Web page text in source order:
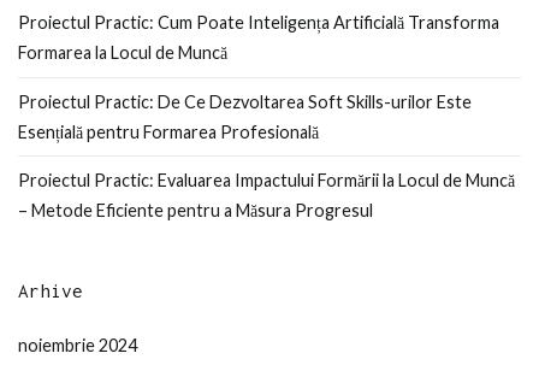
Proiectul Practic: Cum Poate Inteligența Artificială Transforma
Formarea la Locul de Muncă
Proiectul Practic: De Ce Dezvoltarea Soft Skills-urilor Este
Esențială pentru Formarea Profesională
Proiectul Practic: Evaluarea Impactului Formării la Locul de Muncă
– Metode Eficiente pentru a Măsura Progresul
Arhive
noiembrie 2024